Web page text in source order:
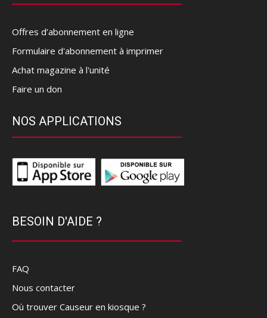
Offres d’abonnement en ligne
Formulaire d'abonnement à imprimer
Achat magazine à l'unité
Faire un don
NOS APPLICATIONS
BESOIN D'AIDE ?
FAQ
Nous contacter
Où trouver Causeur en kiosque ?